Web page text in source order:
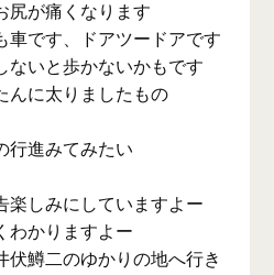
尻が痛くなります
車です、ドアツードアです
ないと歩かないかもです
んに太りましたもの
行進みてみたい
楽しみにしていますよー
わかりますよー
伏鱒二のゆかりの地へ行き